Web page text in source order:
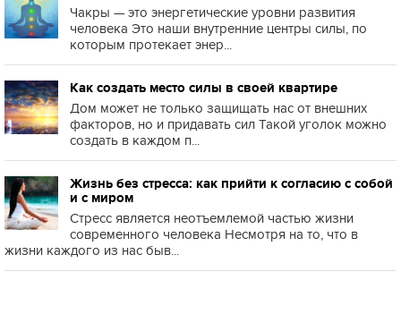
Чакры — это энергетические уровни развития
человека Это наши внутренние центры силы, по
которым протекает энер...
Как создать место силы в своей квартире
Дом может не только защищать нас от внешних
факторов, но и придавать сил Такой уголок можно
создать в каждом п...
Жизнь без стресса: как прийти к согласию с собой
и с миром
Стресс является неотъемлемой частью жизни
современного человека Несмотря на то, что в
жизни каждого из нас быв...